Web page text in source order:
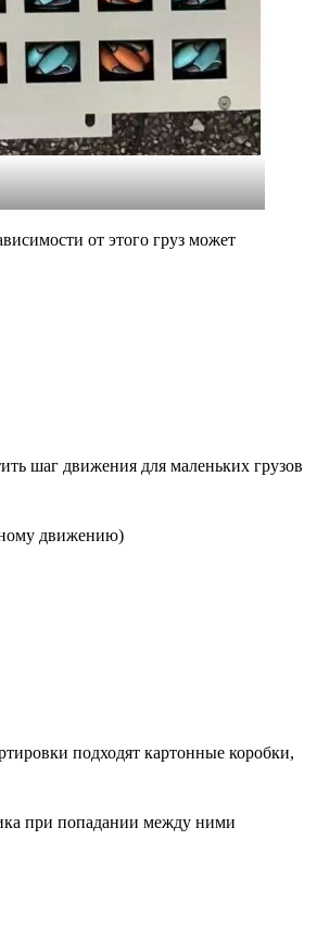
от этого груз может
шаг движения для маленьких грузов
движению)
подходят картонные коробки,
при попадании между ними